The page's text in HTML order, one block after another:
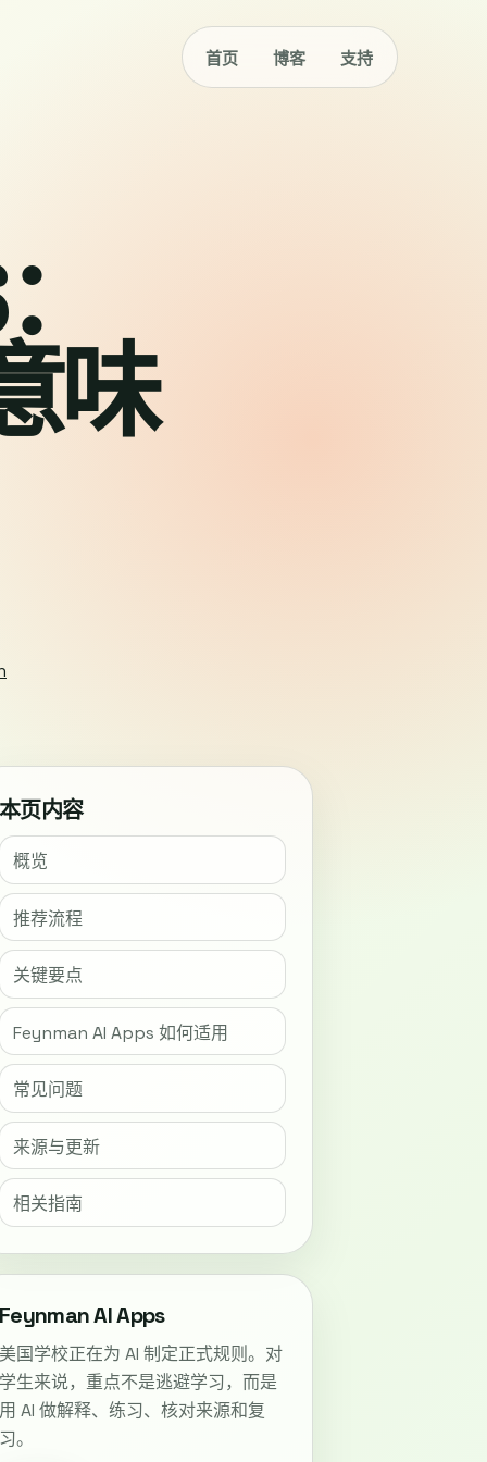
首页 博客 支持
味
本页内容
概览
推荐流程
关键要点
Feynman AI Apps 如何适用
常见问题
来源与更新
相关指南
Feynman AI Apps
美国学校正在为 AI 制定正式规则。对
学生来说，重点不是逃避学习，而是
用 AI 做解释、练习、核对来源和复
习。